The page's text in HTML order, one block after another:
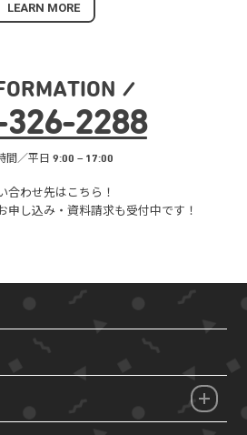
LEARN MORE
326-2288
間／平日 9:00 – 17:00
合わせ先はこちら！
申し込み・ 資料請求も受付中です！